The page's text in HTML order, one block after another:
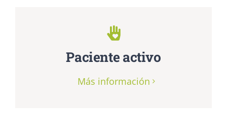
Paciente activo
Más información